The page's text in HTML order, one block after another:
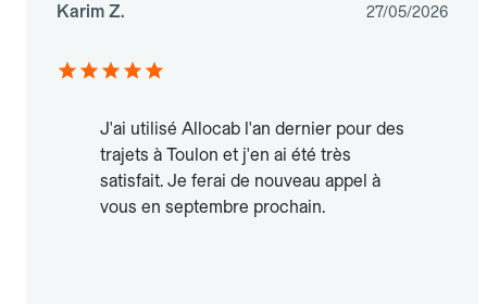
Karim Z. 27/05/2026
J'ai utilisé Allocab l'an dernier pour des
trajets à Toulon et j'en ai été très
satisfait. Je ferai de nouveau appel à
vous en septembre prochain.